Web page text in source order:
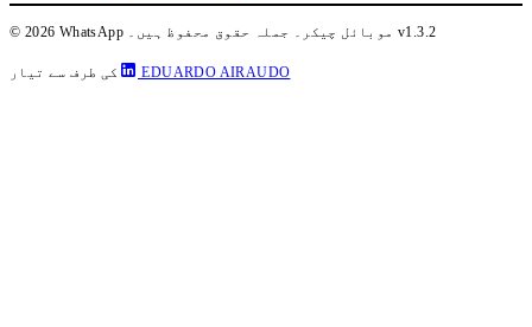
© 2026 WhatsApp موبائل چیکر۔ جملہ حقوق محفوظ ہیں۔v1.3.2
کی طرف سے تیار EDUARDO AIRAUDO